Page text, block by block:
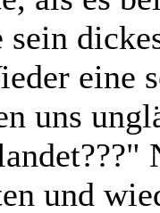
eine
uns
und